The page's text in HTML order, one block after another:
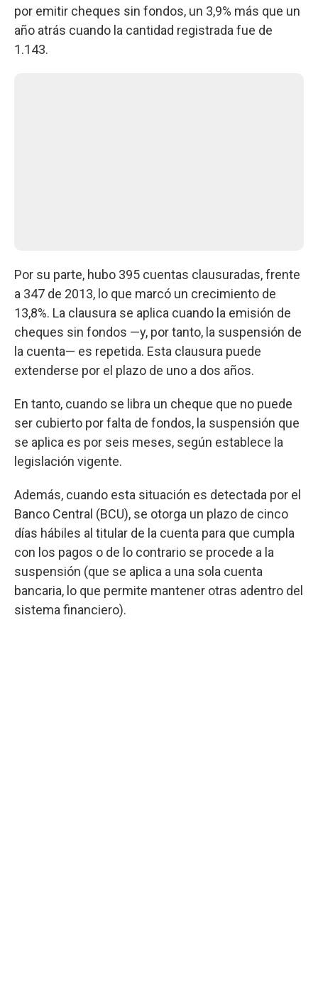
por emitir cheques sin fondos, un 3,9% más que un
año atrás cuando la cantidad registrada fue de
1.143.
Por su parte, hubo 395 cuentas clausuradas, frente
a 347 de 2013, lo que marcó un crecimiento de
13,8%. La clausura se aplica cuando la emisión de
cheques sin fondos —y, por tanto, la suspensión de
la cuenta— es repetida. Esta clausura puede
extenderse por el plazo de uno a dos años.
En tanto, cuando se libra un cheque que no puede
ser cubierto por falta de fondos, la suspensión que
se aplica es por seis meses, según establece la
legislación vigente.
Además, cuando esta situación es detectada por el
Banco Central (BCU), se otorga un plazo de cinco
días hábiles al titular de la cuenta para que cumpla
con los pagos o de lo contrario se procede a la
suspensión (que se aplica a una sola cuenta
bancaria, lo que permite mantener otras adentro del
sistema financiero).